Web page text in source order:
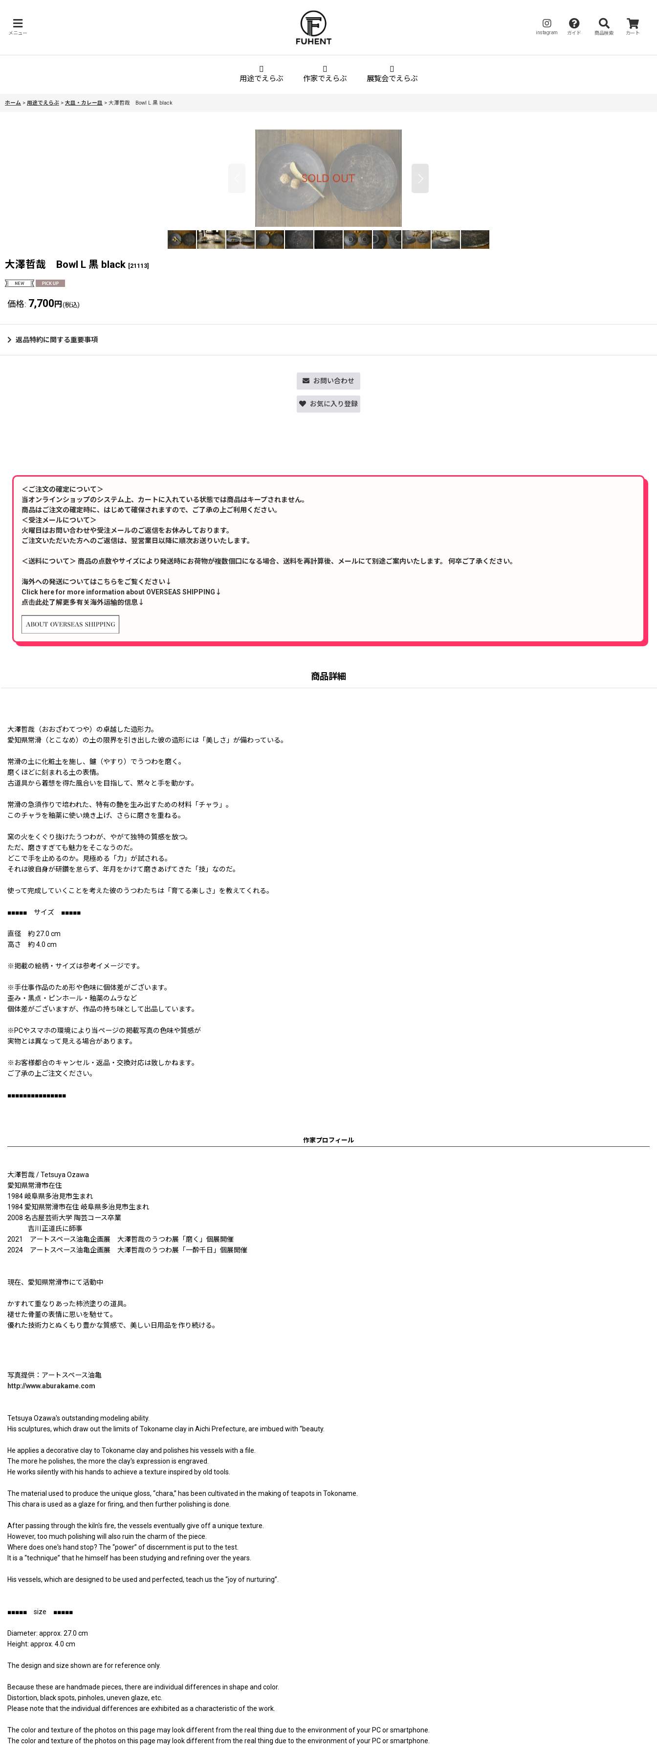
メニュー instagram ガイド 商品検索 カート
用途でえらぶ 作家でえらぶ 展覧会でえらぶ
ホーム > 用途でえらぶ > 大皿・カレー皿 > 大澤哲哉 Bowl L 黒 black
大澤哲哉 Bowl L 黒 black [21113]
価格: 7,700 円 (税込)
返品特約に関する重要事項
お問い合わせ
お気に入り登録
＜ご注文の確定について＞
当オンラインショップのシステム上、カートに入れている状態では商品はキープされません。
商品はご注文の確定時に、はじめて確保されますので、ご了承の上ご利用ください。
＜受注メールについて＞
火曜日はお問い合わせや受注メールのご返信をお休みしております。
ご注文いただいた方へのご返信は、翌営業日以降に順次お送りいたします。
＜送料について＞ 商品の点数やサイズにより発送時にお荷物が複数個口になる場合、送料を再計算後、メールにて別途ご案内いたします。 何卒ご了承ください。
海外への発送についてはこちらをご覧ください↓
Click here for more information about OVERSEAS SHIPPING↓
点击此处了解更多有关海外运输的信息↓
商品詳細
大澤哲哉（おおざわてつや）の卓越した造形力。
愛知県常滑（とこなめ）の土の限界を引き出した彼の造形には「美しさ」が備わっている。
常滑の土に化粧土を施し、鑢（やすり）でうつわを磨く。
磨くほどに刻まれる土の表情。
古道具から着想を得た風合いを目指して、黙々と手を動かす。
常滑の急須作りで培われた、特有の艶を生み出すための材料「チャラ」。
このチャラを釉薬に使い焼き上げ、さらに磨きを重ねる。
窯の火をくぐり抜けたうつわが、やがて独特の質感を放つ。
ただ、磨きすぎても魅力をそこなうのだ。
どこで手を止めるのか。見極める「力」が試される。
それは彼自身が研鑽を怠らず、年月をかけて磨きあげてきた「技」なのだ。
使って完成していくことを考えた彼のうつわたちは「育てる楽しさ」を教えてくれる。
■■■■■ サイズ ■■■■■
直径 約 27.0 cm
高さ 約 4.0 cm
※掲載の絵柄・サイズは参考イメージです。
※手仕事作品のため形や色味に個体差がございます。
歪み・黒点・ピンホール・釉薬のムラなど
個体差がございますが、作品の持ち味として出品しています。
※PCやスマホの環境により当ページの掲載写真の色味や質感が
実物とは異なって見える場合があります。
※お客様都合のキャンセル・返品・交換対応は致しかねます。
ご了承の上ご注文ください。
■■■■■■■■■■■■■■■
作家プロフィール
大澤哲哉 / Tetsuya Ozawa
愛知県常滑市在住
1984 岐阜県多治見市生まれ
1984 愛知県常滑市在住 岐阜県多治見市生まれ
2008 名古屋芸術大学 陶芸コース卒業
吉川正道氏に師事
2021 アートスペース油亀企画展 大澤哲哉のうつわ展「磨く」個展開催
2024 アートスペース油亀企画展 大澤哲哉のうつわ展「一酔千日」個展開催
現在、愛知県常滑市にて活動中
かすれて重なりあった柿渋塗りの道具。
褪せた骨董の表情に思いを馳せて。
優れた技術力とぬくもり豊かな質感で、美しい日用品を作り続ける。
写真提供：アートスペース油亀
http://www.aburakame.com
Tetsuya Ozawa's outstanding modeling ability.
His sculptures, which draw out the limits of Tokoname clay in Aichi Prefecture, are imbued with “beauty.
He applies a decorative clay to Tokoname clay and polishes his vessels with a file.
The more he polishes, the more the clay's expression is engraved.
He works silently with his hands to achieve a texture inspired by old tools.
The material used to produce the unique gloss, “chara,” has been cultivated in the making of teapots in Tokoname.
This chara is used as a glaze for firing, and then further polishing is done.
After passing through the kiln's fire, the vessels eventually give off a unique texture.
However, too much polishing will also ruin the charm of the piece.
Where does one's hand stop? The “power” of discernment is put to the test.
It is a “technique” that he himself has been studying and refining over the years.
His vessels, which are designed to be used and perfected, teach us the “joy of nurturing”.
■■■■■ size ■■■■■
Diameter: approx. 27.0 cm
Height: approx. 4.0 cm
The design and size shown are for reference only.
Because these are handmade pieces, there are individual differences in shape and color.
Distortion, black spots, pinholes, uneven glaze, etc.
Please note that the individual differences are exhibited as a characteristic of the work.
The color and texture of the photos on this page may look different from the real thing due to the environment of your PC or smartphone.
The color and texture of the photos on this page may look different from the real thing due to the environment of your PC or smartphone.